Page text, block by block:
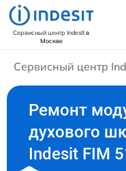
Сервисный центр Indesitв
Москве
Сервисный центр
Ремонт
духового
Indesit FIM